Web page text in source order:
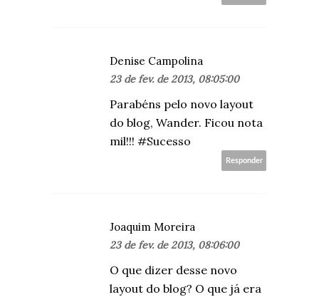
Denise Campolina
23 de fev. de 2013, 08:05:00
Parabéns pelo novo layout
do blog, Wander. Ficou nota
mil!!! #Sucesso
Responder
Joaquim Moreira
23 de fev. de 2013, 08:06:00
O que dizer desse novo
layout do blog? O que já era